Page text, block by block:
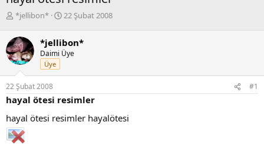
K
n
b
u
y
u
b
a
l
a
t
*jellibon*
B
l
a
g
ç
a
22 Şubat 2008
*jellibon*
Daimi Üye
Üye
22 Şubat 2008 #1
hayal ötesi resimler
hayal ötesi resimler hayalötesi